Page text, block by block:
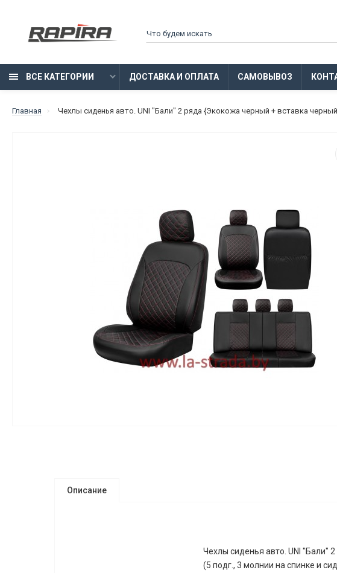
ВСЕ КАТЕГОРИИ ДОСТАВКА И ОПЛАТА САМОВЫВОЗ
Главная Чехлы сиденья авто. UNI "Бали" 2 ряда {Экокожа черный + вставка
Описание
Чехлы сиденья авто. UNI "Бали"
(5 подг., 3 молнии на спинке и